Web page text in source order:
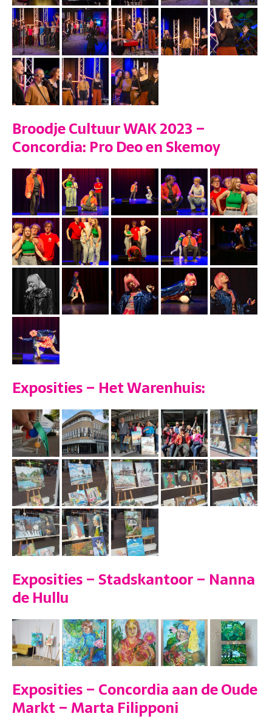
Broodje Cultuur WAK 2023 –
Concordia: Pro Deo en Skemoy
Exposities – Het Warenhuis:
Exposities – Stadskantoor – Nanna
de Hullu
Exposities – Concordia aan de Oude
Markt – Marta Filipponi